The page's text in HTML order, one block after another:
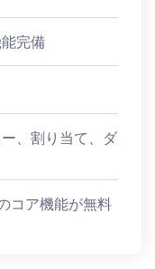
完備
、割り当て、ダ
コア機能が無料